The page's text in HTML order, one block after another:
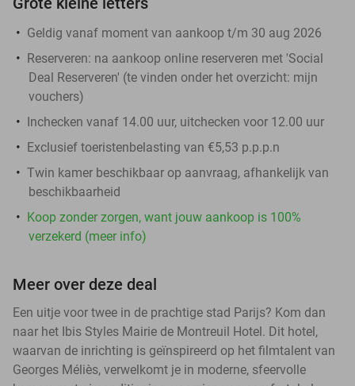
Geldig vanaf moment van aankoop t/m 30 aug 2026
Reserveren: na aankoop online reserveren met 'Social
Deal Reserveren' (te vinden onder het overzicht: mijn
vouchers)
Inchecken vanaf 14.00 uur, uitchecken voor 12.00 uur
Exclusief toeristenbelasting van €5,53 p.p.p.n
Twin kamer beschikbaar op aanvraag, afhankelijk van
beschikbaarheid
Koop zonder zorgen, want jouw aankoop is 100%
verzekerd (meer info)
Meer over deze deal
Een uitje voor twee in de prachtige stad Parijs? Kom dan
naar het Ibis Styles Mairie de Montreuil Hotel. Dit hotel,
waarvan de inrichting is geïnspireerd op het filmtalent van
Georges Méliès, verwelkomt je in moderne, sfeervolle